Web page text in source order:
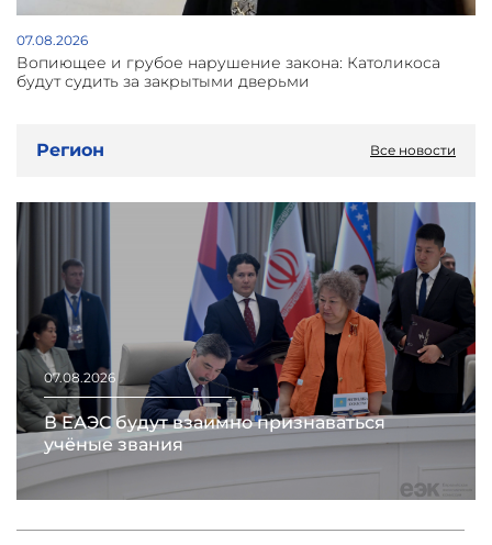
07.08.2026
Вопиющее и грубое нарушение закона: Католикоса
будут судить за закрытыми дверьми
Регион Все новости
07.08.2026
В ЕАЭС будут взаимно признаваться
учёные звания